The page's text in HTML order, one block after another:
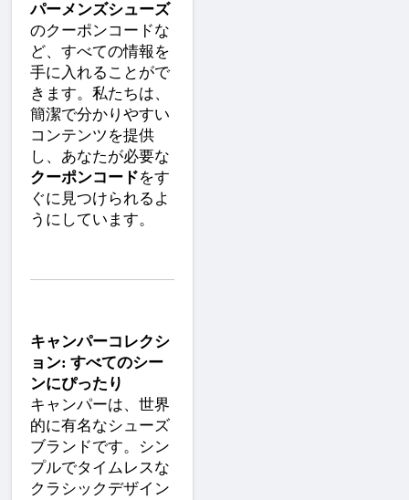
パーメンズシューズ
のクーポンコードな
ど、すべての情報を
手に入れることがで
きます。私たちは、
簡潔で分かりやすい
コンテンツを提供
し、あなたが必要な
クーポンコードをす
ぐに見つけられるよ
うにしています。
キャンパーコレクシ
ョン: すべてのシー
ンにぴったり
キャンパーは、世界
的に有名なシューズ
ブランドです。シン
プルでタイムレスな
クラシックデザイン